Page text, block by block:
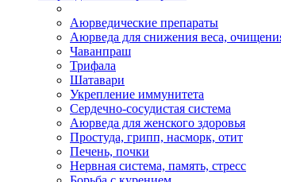
Аюрведические препараты
Аюрведа для снижения веса,
Чаванпраш
Трифала
Шатавари
Укрепление иммунитета
Сердечно-сосудистая система
Аюрведа для женского здоровья
Простуда, грипп, насморк, отит
Печень, почки
Нервная система, память, стресс